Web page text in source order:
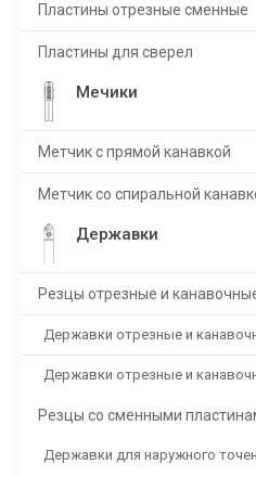
Пластины отрезные сменные
Пластины для сверел
Мечики
Метчик с прямой канавкой
Метчик со спиральной
Державки
Резцы отрезные и
Державки отрезные и
Державки отрезные и
Резцы со сменными
Державки для наружного